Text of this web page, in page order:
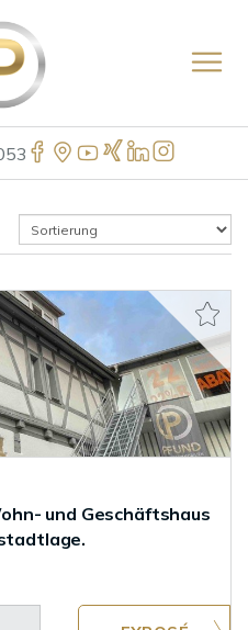
und Geschäftshaus